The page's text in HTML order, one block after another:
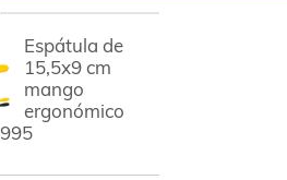
Espátula de
15,5x9 cm
mango
ergonómico